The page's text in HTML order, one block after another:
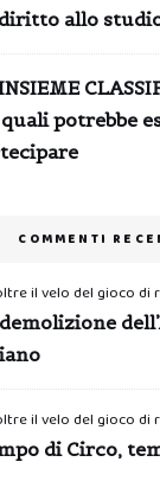
allo
potrebbe
COMMENTI
il velo del gioco di
il velo del gioco di
di Circo,